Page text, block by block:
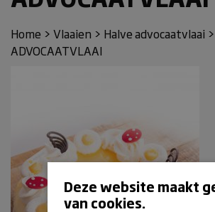
Home > Vlaaien > Halve advocaatvlaai >
ADVOCAATVLAAI
Deze website maakt
van cookies.